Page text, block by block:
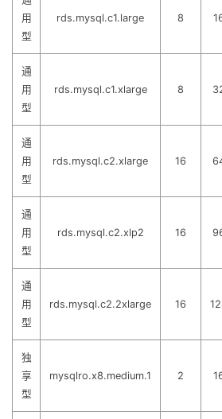
用
型
rds.mysql.c1.large 8
通
用
型
rds.mysql.c1.xlarge 8
通
用
型
rds.mysql.c2.xlarge 16
通
用
型
rds.mysql.c2.xlp2 16
通
用
型
rds.mysql.c2.2xlarge 16
独
享
型
mysqlro.x8.medium.1 2